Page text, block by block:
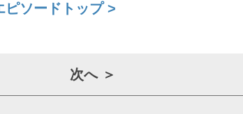
ピソードトップ >
次へ ＞